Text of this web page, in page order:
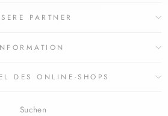
PARTNER
DES ONLINE-SHOPS
Suchen